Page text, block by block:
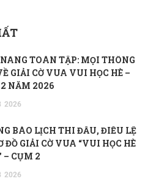
TOÀN TẬP: MỌI THÔNG
GIẢI CỜ VUA VUI HỌC HÈ –
NĂM 2026
2026
BÁO LỊCH THI ĐẤU, ĐIỀU LỆ
ĐỒ GIẢI CỜ VUA “VUI HỌC HÈ
– CỤM 2
2026